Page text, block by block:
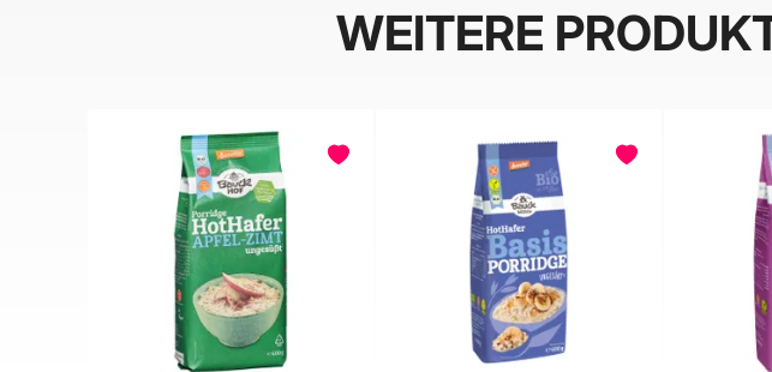
WEITERE